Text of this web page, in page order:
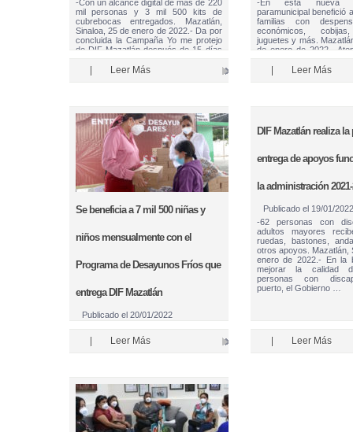
-Con un alcance digital de más de 220
mil personas y 3 mil 500 kits de
cubrebocas entregados. Mazatlán,
Sinaloa, 25 de enero de 2022.- Da por
concluida la Campaña Yo me protejo
de DIF Mazatlán después de 15 días
| Leer Más
-En esta nueva
paramunicipal benefició
familias con
económicos,
juguetes y más.
de enero de 2022.-
Químico Luis
Torres, …
| Leer Más
Se beneficia a 7 mil 500 niñas y
niños mensualmente con el
Programa de Desayunos Fríos que
entrega DIF Mazatlán
Publicado el 20/01/2022
leche descremada, galleta polvorón,
fruta deshidratada y cereal de trigo.
economía familiar y el
aprovechamiento educativo en …
| Leer Más
DIF Mazatlán realiza la
entrega de apoyos
la administración 2021-
Publicado el 19/01/2022
-62 personas con
adultos mayores
ruedas, bastones,
otros apoyos. Mazatlán,
enero de 2022.- En la
mejorar la calidad
personas con
puerto, el Gobierno …
| Leer Más